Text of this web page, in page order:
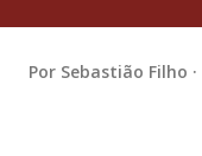
Por Sebastião Filho